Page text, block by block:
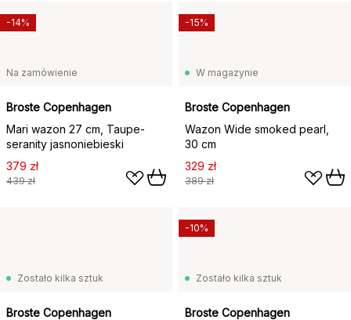
Na zamówienie
Broste Copenhagen
Mari wazon 27 cm, Taupe-
seranity jasnoniebieski
379 zł
439 zł
-14%
W magazynie
Broste Copenhagen
Wazon Wide smoked pearl,
30 cm
329 zł
389 zł
-15%
Zostało kilka sztuk
Broste Copenhagen
Zostało kilka sztuk
Broste Copenhagen
-10%